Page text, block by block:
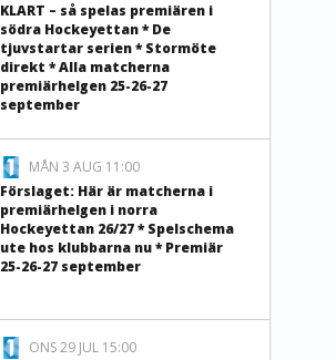
KLART – så spelas premiären i
södra Hockeyettan * De
tjuvstartar serien * Stormöte
direkt * Alla matcherna
premiärhelgen 25-26-27
september
MÅN 3 AUG 11:00
Förslaget: Här är matcherna i
premiärhelgen i norra
Hockeyettan 26/27 * Spelschema
ute hos klubbarna nu * Premiär
25-26-27 september
ONS 29 JUL 15:00